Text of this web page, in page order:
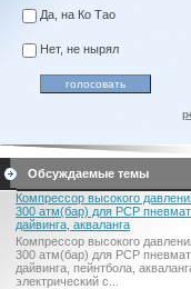
Да, на Ко Тао
Нет, не нырял
Обсуждаемые темы
Компрессор высокого
300 атм(бар) для PCP
дайвинга, акваланга
Компрессор высокого
300 атм(бар) для PCP
дайвинга, пейнтбола,
электрический c...